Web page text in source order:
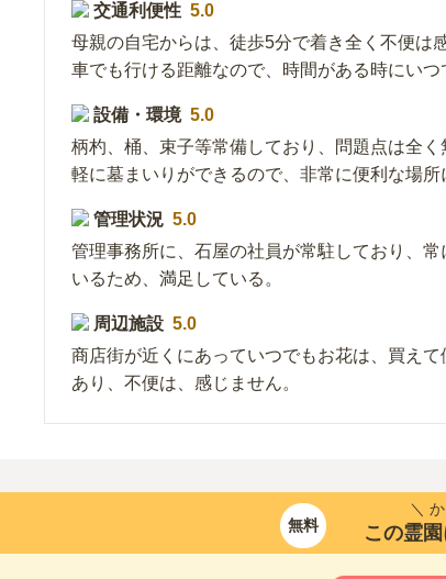
交通利便性 5.0
母親の自宅からは、徒歩5分で着き全く不便は
車でも行ける距離なので、時間がある時にいつ
設備・環境 5.0
柄杓、桶、束子等常備しており、問題点は全
軽に墓まいりができるので、非常に便利な場所
管理状況 5.0
管理事務所に、石屋の社員が常駐しており、
いるため、満足している。
周辺施設 5.0
商店街が近くにあっていつでもお花は、買え
あり、不便は、感じません。
無料
＼
この霊